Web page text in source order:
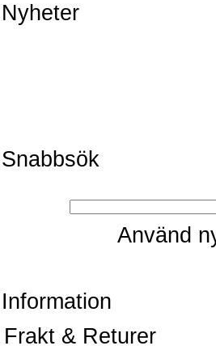
Nyheter
Snabbsök
Använd
Information
Frakt & Returer